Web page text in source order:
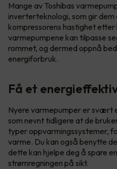
Mange av Toshibas
inverterteknologi, som gir dem
kompressorens hastighet
varmepumpene kan tilpasse
rommet, og dermed oppnå
energiforbruk.
Få et
Nyere varmepumper er svært
som nevnt tidligere at de
typer oppvarmingssystemer,
varme. Du kan også benytte
dette kan hjelpe deg å spare
strømregningen på sikt.